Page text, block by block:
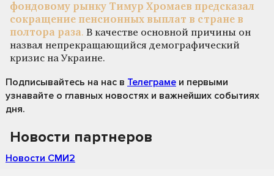
фондовому рынку Тимур Хромаев предсказал
сокращение пенсионных выплат в стране в
полтора раза. В качестве основной причины он
назвал непрекращающийся демографический
кризис на Украине.
Подписывайтесь на нас в Телеграме и первыми
узнавайте о главных новостях и важнейших событиях
дня.
Новости партнеров
Новости СМИ2